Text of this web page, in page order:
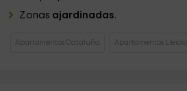
Zonas ajardinadas.
Apartamentos Cataluña Apartamentos Lleida